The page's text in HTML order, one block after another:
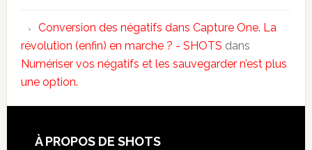
Conversion des négatifs dans Capture One. La
révolution (enfin) en marche ? - SHOTS dans
Numériser vos négatifs et les sauvegarder n’est plus
une option.
À PROPOS DE SHOTS